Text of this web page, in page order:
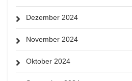
Dezember 2024
November 2024
Oktober 2024